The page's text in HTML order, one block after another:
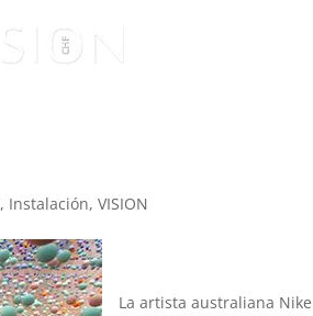
, Instalación,VISION
La artista australiana Nike